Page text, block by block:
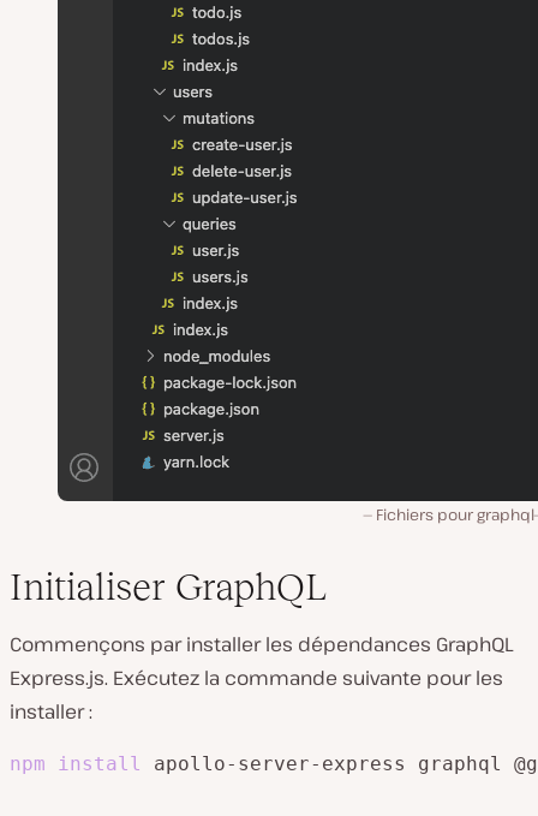
Fichiers pour
Initialiser GraphQL
Commençons par installer les dépendances GraphQL
Express.js. Exécutez la commande suivante pour les
installer :
npm install apollo-server-express graphql